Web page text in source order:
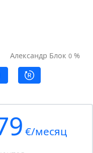
Александр Блок 0%
€/месяц